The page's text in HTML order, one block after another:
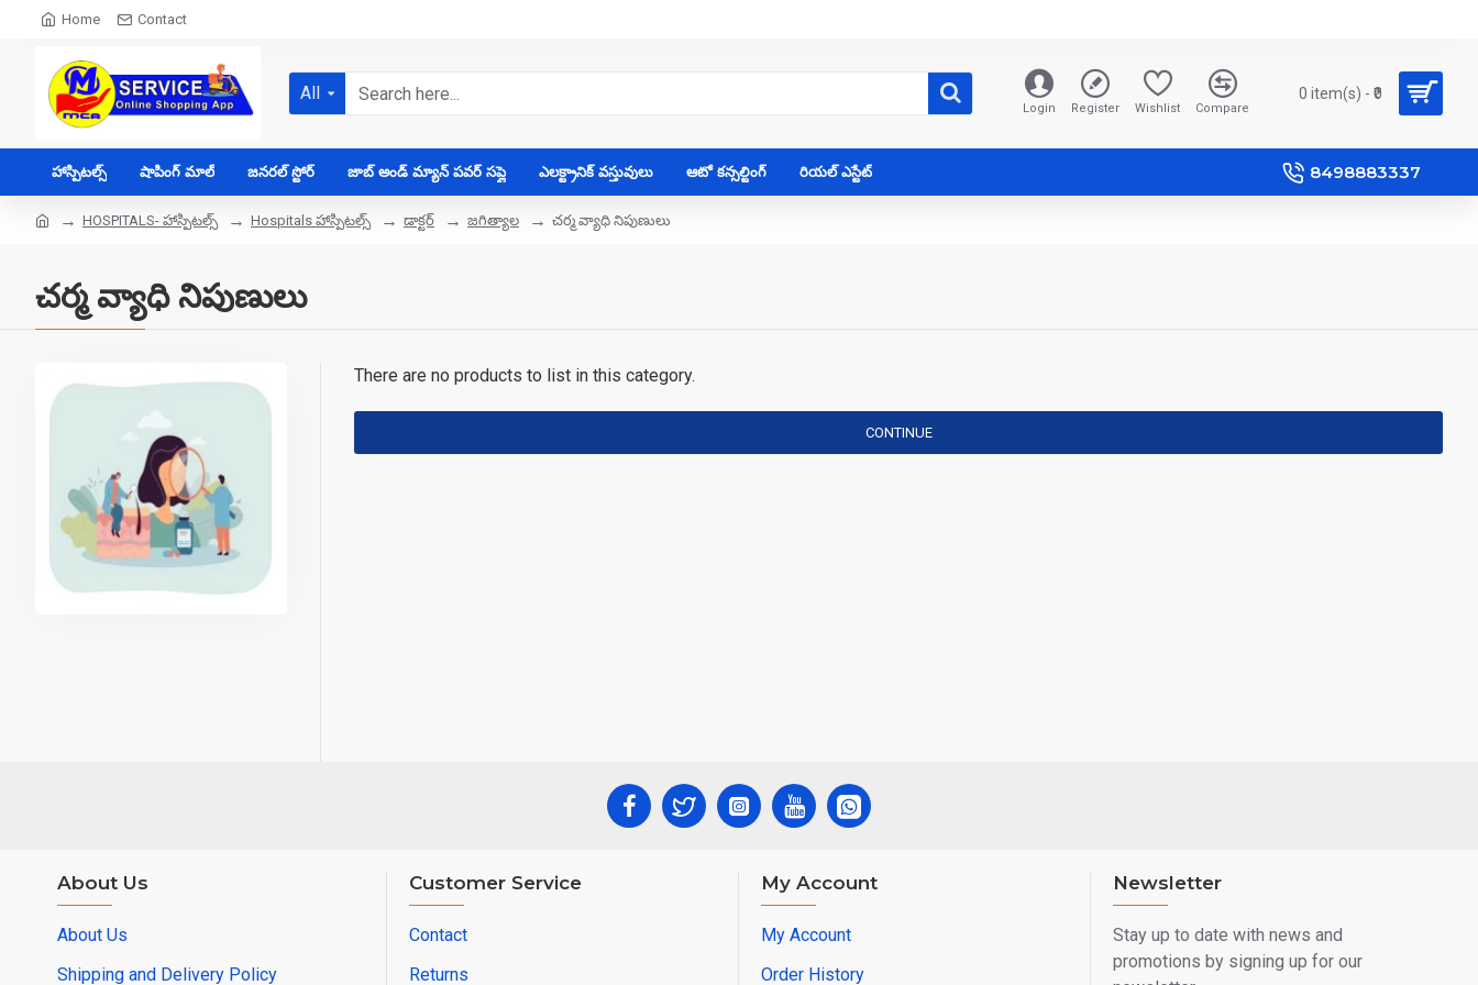
Home Contact
All
Login Register Wishlist Compare
0 item(s) - ₹0
హాస్పిటల్స్ షాపింగ్ మాల్ జనరల్ స్టోర్ జాబ్ అండ్ మ్యాన్ పవర్ సప్లై ఎలక్ట్రానిక్ వస్తువులు ఆటో కన్సల్టింగ్ రియల్ ఎస్టేట్ 8498883337
HOSPITALS- హాస్పిటల్స్ Hospitals హాస్పిటల్స్ డాక్టర్ జగిత్యాల చర్మ వ్యాధి నిపుణులు
చర్మ వ్యాధి నిపుణులు
There are no products to list in this category.
CONTINUE
About Us
About Us
Shipping and Delivery Policy
Customer Service
Contact
Returns
My Account
My Account
Order History
Newsletter
Stay up to date with news and
promotions by signing up for our